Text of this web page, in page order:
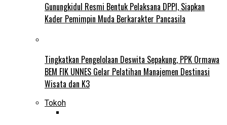
Gunungkidul Resmi Bentuk Pelaksana DPPI, Siapkan
Kader Pemimpin Muda Berkarakter Pancasila
Tingkatkan Pengelolaan Deswita Sepakung, PPK Ormawa
BEM FIK UNNES Gelar Pelatihan Manajemen Destinasi
Wisata dan K3
Tokoh